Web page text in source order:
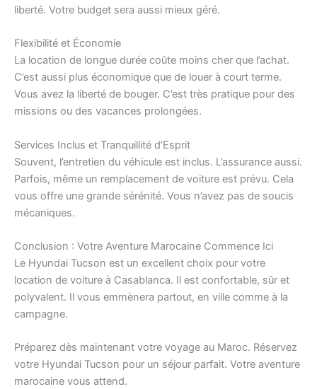
liberté. Votre budget sera aussi mieux géré.
Flexibilité et Économie
La location de longue durée coûte moins cher que l’achat.
C’est aussi plus économique que de louer à court terme.
Vous avez la liberté de bouger. C’est très pratique pour des
missions ou des vacances prolongées.
Services Inclus et Tranquillité d’Esprit
Souvent, l’entretien du véhicule est inclus. L’assurance aussi.
Parfois, même un remplacement de voiture est prévu. Cela
vous offre une grande sérénité. Vous n’avez pas de soucis
mécaniques.
Conclusion : Votre Aventure Marocaine Commence Ici
Le Hyundai Tucson est un excellent choix pour votre
location de voiture à Casablanca. Il est confortable, sûr et
polyvalent. Il vous emmènera partout, en ville comme à la
campagne.
Préparez dès maintenant votre voyage au Maroc. Réservez
votre Hyundai Tucson pour un séjour parfait. Votre aventure
marocaine vous attend.